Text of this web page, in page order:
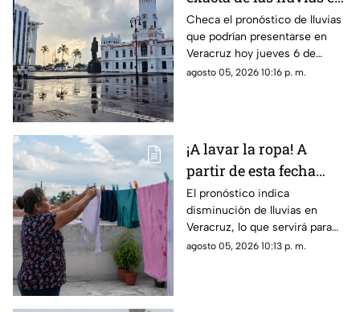
el estado de Veracruz
hoy 6 de agosto de 2026
Checa el pronóstico de lluvias
que podrían presentarse en
Veracruz hoy jueves 6 de
agosto de 2026, así como la
agosto 05, 2026 10:16 p. m.
¡A lavar la ropa! A
partir de esta fecha
disminuyen las lluvias
en Veracruz
El pronóstico indica
disminución de lluvias en
Veracruz, lo que servirá para
que muchos aprovechen a
agosto 05, 2026 10:13 p. m.